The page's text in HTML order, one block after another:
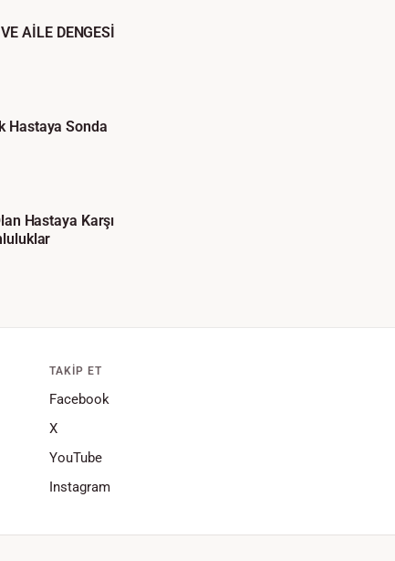
AİLE DENGESİ
Hastaya Sonda
Hastaya Karşı
TAKIP ET
Facebook
X
YouTube
Instagram